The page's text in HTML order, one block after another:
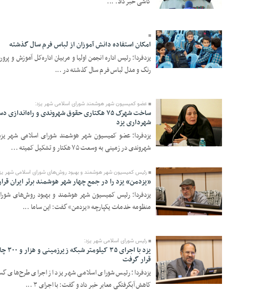
23 Tir 1405 - 19:40
23 Tir 1405 - 19:38
امکان استفاده دانش آموزان از لباس فرم سال گذشته
یزدفردا؛ رئیس اداره انجمن اولیا و مربیان اداره‌کل آموزش و
رنگ و مدل لباس فرم سال گذشته در ...
23 Tir 1405 - 19:26
عضو کمیسیون شهر هوشمند شورای اسلامی شهر یزد:
ساخت شهرک ۷۵ هکتاری حقوق شهروندی و
شهرداری یزد
یزدفردا؛ عضو کمیسیون شهر هوشمند شورای اسلامی
شهروندی در زمینی به وسعت ۷۵ هکتار و تشکیل کمیته ...
23 Tir 1405 - 19:25
رئیس کمیسیون شهر هوشمند و بهبود روش‌های شورای اسلامی شهر
«یزدمن» یزد را در جمع چهار شهر هوشمند برتر ایران
یزدفردا؛ رئیس کمیسیون شهر هوشمند و بهبود روش‌های
منظومه خدمات یکپارچه «یزدمن» گفت: این ساما ...
23 Tir 1405 - 19:22
رئیس شورای اسلامی شهر یزد:
قرار گرفت
یزدفردا؛ رئیس شورای اسلامی شهر یزد از اجرای
کاهش آبگرفتگی معابر خبر داد و گفت: با اجرای ۳ ...